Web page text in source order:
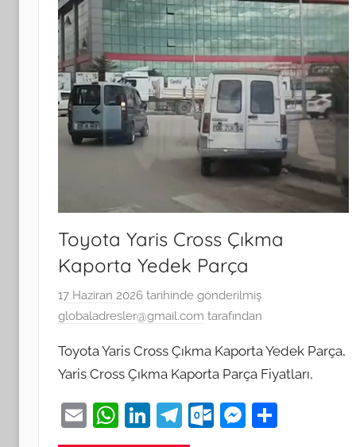
Toyota Yaris Cross Çıkma
Kaporta Yedek Parça
17 Haziran 2026 tarihinde gönderilmiş
globaladresler@gmail.com tarafından
Toyota Yaris Cross Çıkma Kaporta Yedek Parça,
Yaris Cross Çıkma Kaporta Parça Fiyatları,
E
m
W
h
Li
n
T
el
O
M